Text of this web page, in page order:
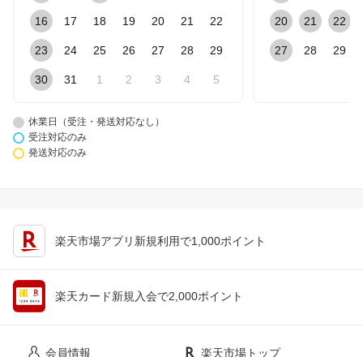
16 17 18 19 20 21 22
23 24 25 26 27 28 29
30 31 1 2 3 4 5
20 21 22
27 28 29
休業日（受注・発送対応なし）
受注対応のみ
発送対応のみ
楽天市場アプリ新規利用で1,000ポイント
楽天カード新規入会で2,000ポイント
会員情報 楽天市場トップ